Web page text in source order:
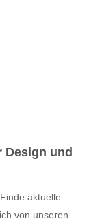
Design und
aktuelle
von unseren